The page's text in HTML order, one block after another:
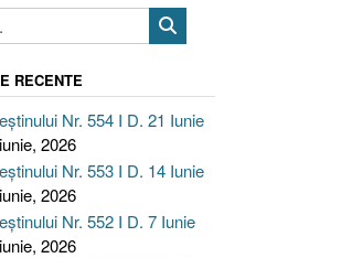
RECENTE
Nr. 554 I D. 21 Iunie
2026
Nr. 553 I D. 14 Iunie
2026
Nr. 552 I D. 7 Iunie
2026